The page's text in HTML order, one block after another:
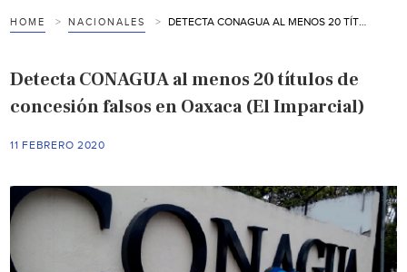
HOME NACIONALES
Detecta CONAGUA al menos 20 títulos de
concesión falsos en Oaxaca (El Imparcial)
11 FEBRERO 2020